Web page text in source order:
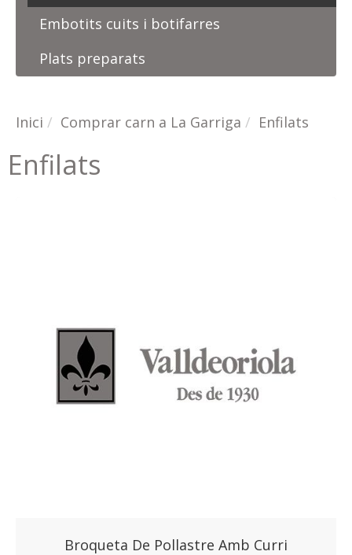
Embotits cuits i botifarres
Plats preparats
Inici Comprar carn a La Garriga Enfilats
Enfilats
Broqueta De Pollastre Amb Curri